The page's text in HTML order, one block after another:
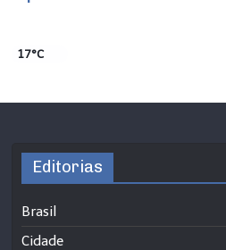
17°C
Editorias
Brasil
Cidade